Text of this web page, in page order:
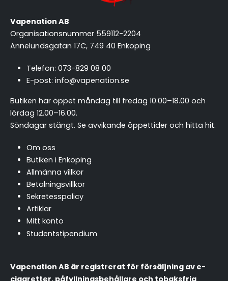
Vapenation AB
Organisationsnummer 559112-2204
Annelundsgatan 17C, 749 40 Enköping
Telefon: 073-829 08 00
E-post: info@vapenation.se
Butiken har öppet måndag till fredag 10.00–18.00 och
lördag 12.00–16.00.
Söndagar stängt. Se avvikande öppettider och hitta hit.
Om oss
Butiken i Enköping
Allmänna villkor
Betalningsvillkor
Sekretesspolicy
Artiklar
Mitt konto
Studentstipendium
Vapenation AB är registrerat för försäljning av e-
cigaretter, påfyllningsbehållare och tobaksfria